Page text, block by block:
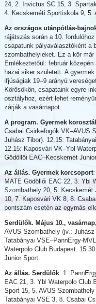
24, 2. Invictus SC 15, 3.
4. Kecskeméti Sportiskola 9, 5.
Az országos utánpótlás-
rájátszás során a 10.
csapatunk pályaválasztóként a
szombathelyieket. Ez a kör
Emlékeztetőül: február
hazai siker született. A
ifjúságiak 19–9 arányú
Körösökön, csapataink egyre
osztályhoz, ezért lehet
zárják a vasárnapot.
A program. Gyermek
Csabai Csirkefogók VK–AVUS
Juhász Tibor). 12.15:
12.15: Kaposvári VK–Ybl
Gödöllői EAC–Kecskemét
Az állás. Gyermek korcsoport:
MATE Gödöllői EAC 22, 3. Ybl
Szombathely 20, 5. Kecskemét
10, 7. Kaposvári VK 8, 8.
pontszám esetén az egymás
Serdülők. Május 10., vasárnap,
AVUS Szombathely (jv.:
Tatabányai VSE–PannErgy-
Waterpolo Club Budapest.
Junior Sport.
Az állás. Serdülők: 1.
EAC 21, 3. Ybl Waterpolo Club
Sport 15, 5. AVUS
Tatabányai VSE 3, 8. Csabai